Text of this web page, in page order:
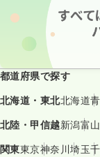
都道府県で探す
北海道・東北北海道
北陸・甲信越新潟富山
関東東京神奈川埼玉